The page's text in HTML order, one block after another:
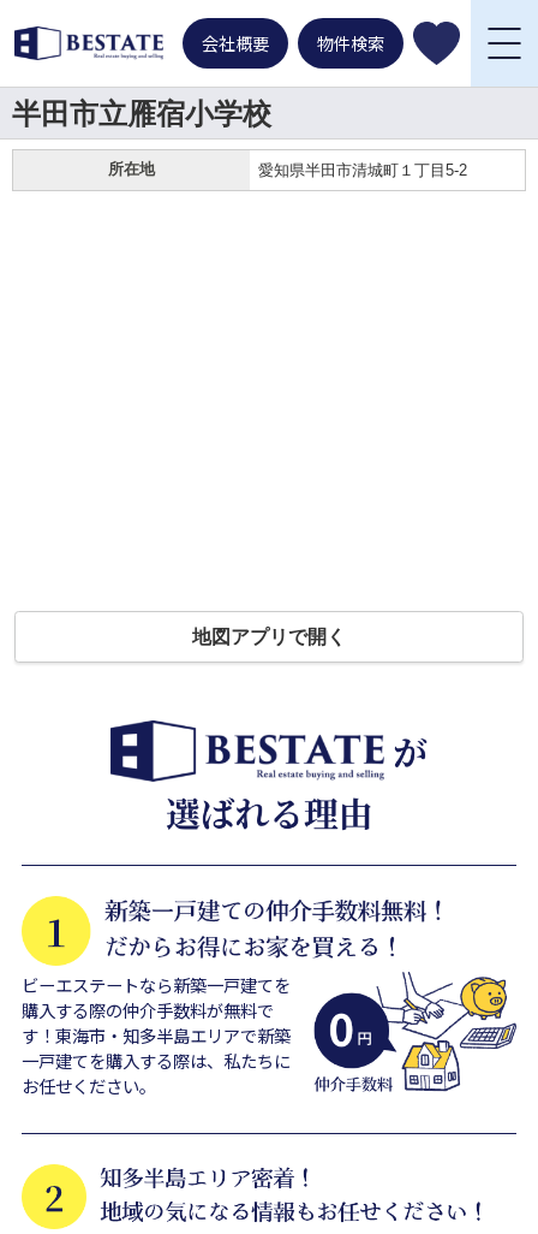
会社概要 物件検索
半田市立雁宿小学校
所在地 愛知県半田市清城町１丁目5-2
地図アプリで開く
ビーエステートなら新築一戸建てを
購入する際の仲介手数料が無料で
す！東海市・知多半島エリアで新築
一戸建てを購入する際は、私たちに
お任せください。